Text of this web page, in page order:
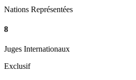
Nations Représentées
8
Juges Internationaux
Exclusif